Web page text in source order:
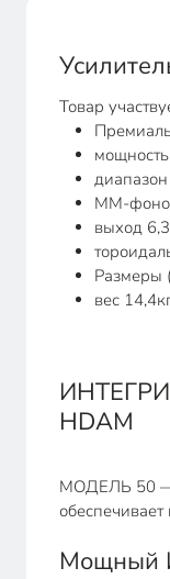
Товар
MM-
выход
Размеры
вес
HDAM
МОДЕЛЬ 50 —
Мощный